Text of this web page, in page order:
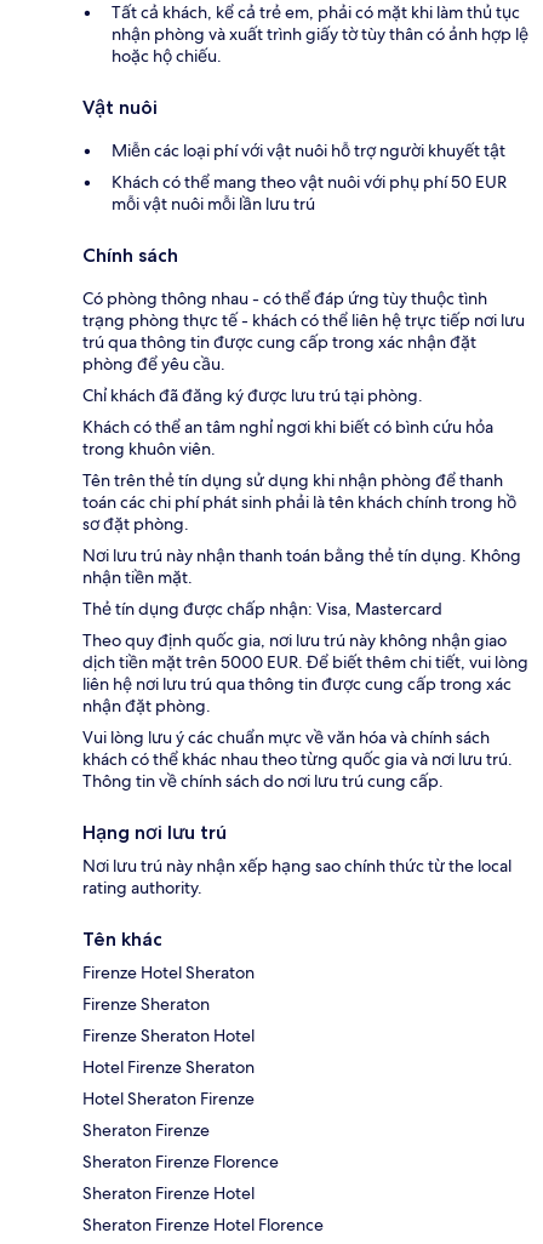
Tất cả khách, kể cả trẻ em, phải có mặt khi làm thủ tục
nhận phòng và xuất trình giấy tờ tùy thân có ảnh hợp lệ
hoặc hộ chiếu.
Vật nuôi
Miễn các loại phí với vật nuôi hỗ trợ người khuyết tật
Khách có thể mang theo vật nuôi với phụ phí 50 EUR
mỗi vật nuôi mỗi lần lưu trú
Chính sách
Có phòng thông nhau - có thể đáp ứng tùy thuộc tình
trạng phòng thực tế - khách có thể liên hệ trực tiếp nơi lưu
trú qua thông tin được cung cấp trong xác nhận đặt
phòng để yêu cầu.
Chỉ khách đã đăng ký được lưu trú tại phòng.
Khách có thể an tâm nghỉ ngơi khi biết có bình cứu hỏa
trong khuôn viên.
Tên trên thẻ tín dụng sử dụng khi nhận phòng để thanh
toán các chi phí phát sinh phải là tên khách chính trong hồ
sơ đặt phòng.
Nơi lưu trú này nhận thanh toán bằng thẻ tín dụng. Không
nhận tiền mặt.
Thẻ tín dụng được chấp nhận: Visa, Mastercard
Theo quy định quốc gia, nơi lưu trú này không nhận giao
dịch tiền mặt trên 5000 EUR. Để biết thêm chi tiết, vui lòng
liên hệ nơi lưu trú qua thông tin được cung cấp trong xác
nhận đặt phòng.
Vui lòng lưu ý các chuẩn mực về văn hóa và chính sách
khách có thể khác nhau theo từng quốc gia và nơi lưu trú.
Thông tin về chính sách do nơi lưu trú cung cấp.
Hạng nơi lưu trú
Nơi lưu trú này nhận xếp hạng sao chính thức từ the local
rating authority.
Tên khác
Firenze Hotel Sheraton
Firenze Sheraton
Firenze Sheraton Hotel
Hotel Firenze Sheraton
Hotel Sheraton Firenze
Sheraton Firenze
Sheraton Firenze Florence
Sheraton Firenze Hotel
Sheraton Firenze Hotel Florence